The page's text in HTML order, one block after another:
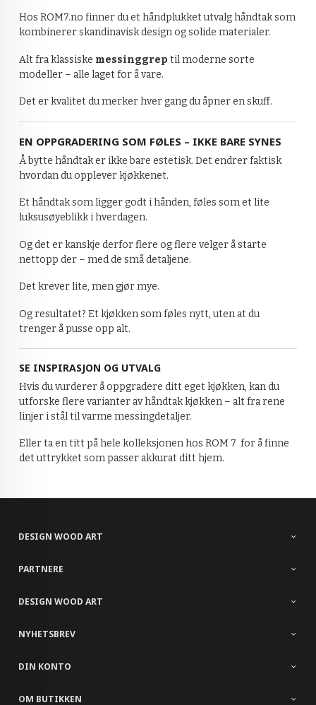
Hos ROM7.no finner du et håndplukket utvalg håndtak som
kombinerer skandinavisk design og solide materialer.
Alt fra klassiske messinggrep til moderne sorte
modeller – alle laget for å vare.
Det er kvalitet du merker hver gang du åpner en skuff.
EN OPPGRADERING SOM FØLES – IKKE BARE SYNES
Å bytte håndtak er ikke bare estetisk. Det endrer faktisk
hvordan du opplever kjøkkenet.
Et håndtak som ligger godt i hånden, føles som et lite
luksusøyeblikk i hverdagen.
Og det er kanskje derfor flere og flere velger å starte
nettopp der – med de små detaljene.
Det krever lite, men gjør mye.
Og resultatet? Et kjøkken som føles nytt, uten at du
trenger å pusse opp alt.
SE INSPIRASJON OG UTVALG
Hvis du vurderer å oppgradere ditt eget kjøkken, kan du
utforske flere varianter av håndtak kjøkken – alt fra rene
linjer i stål til varme messingdetaljer.
Eller ta en titt på hele kolleksjonen hos ROM 7 for å finne
det uttrykket som passer akkurat ditt hjem.
DESIGN WOOD ART
PARTNERE
DESIGN WOOD ART
NYHETSBREV
DIN KONTO
OM BUTIKKEN